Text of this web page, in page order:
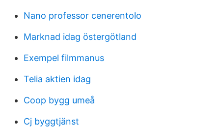
Nano professor cenerentolo
Marknad idag östergötland
Exempel filmmanus
Telia aktien idag
Coop bygg umeå
Cj byggtjänst